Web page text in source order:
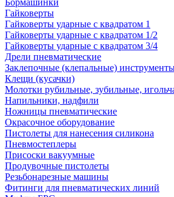
Бормашинки
Гайковерты
Гайковерты ударные с квадратом 1
Гайковерты ударные с квадратом 1/2
Гайковерты ударные с квадратом 3/4
Дрели пневматические
Заклепочные (клепальные)
Клещи (кусачки)
Молотки рубильные, зубильные,
Напильники, надфили
Ножницы пневматические
Окрасочное оборудование
Пистолеты для нанесения силикона
Пневмостеплеры
Присоски вакуумные
Продувочные пистолеты
Резьбонарезные машины
Фитинги для пневматических линий